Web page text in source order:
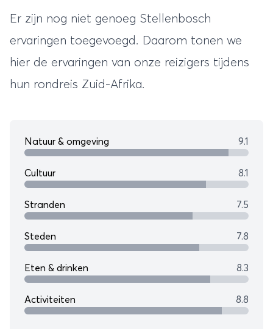
Er zijn nog niet genoeg Stellenbosch
ervaringen toegevoegd. Daarom tonen we
hier de ervaringen van onze reizigers tijdens
hun rondreis Zuid-Afrika.
Natuur & omgeving 9.1
Cultuur 8.1
Stranden 7.5
Steden 7.8
Eten & drinken 8.3
Activiteiten 8.8